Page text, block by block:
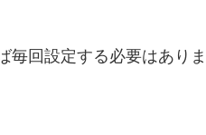
回設定する必要はありま